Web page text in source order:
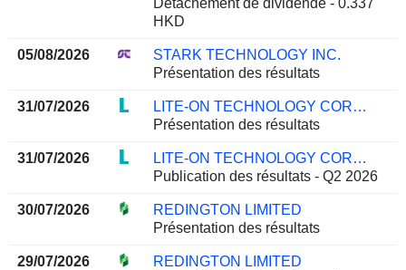
HKD
05/08/2026
STARK TECHNOLOGY INC.
Présentation des résultats
31/07/2026
LITE-ON TECHNOLOGY CORPORATION
Présentation des résultats
31/07/2026
LITE-ON TECHNOLOGY CORPORATION
Publication des résultats - Q2 2026
30/07/2026
REDINGTON LIMITED
Présentation des résultats
29/07/2026
REDINGTON LIMITED